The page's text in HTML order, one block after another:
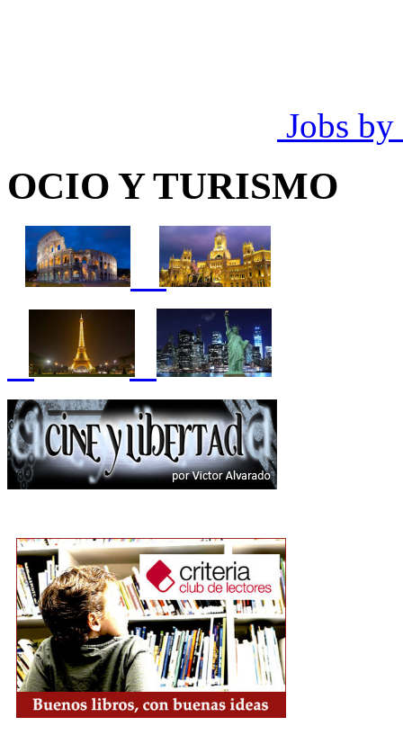
Jobs by
OCIO Y TURISMO